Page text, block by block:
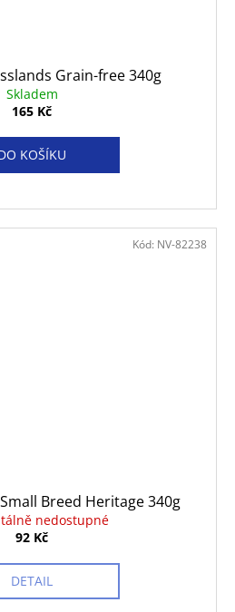
Grain-free 340g
Skladem
165 Kč
KOŠÍKU
Breed Heritage 340g
nedostupné
92 Kč
DETAIL
Kód: NV-82238